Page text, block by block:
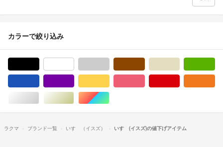
カラーで絞り込み
シルバー/銀色系ゴールド/金色系マルチカラー
ラクマ ブランド一覧 いすゞ（イスズ） いすゞ(イスズ)の値下げアイテム